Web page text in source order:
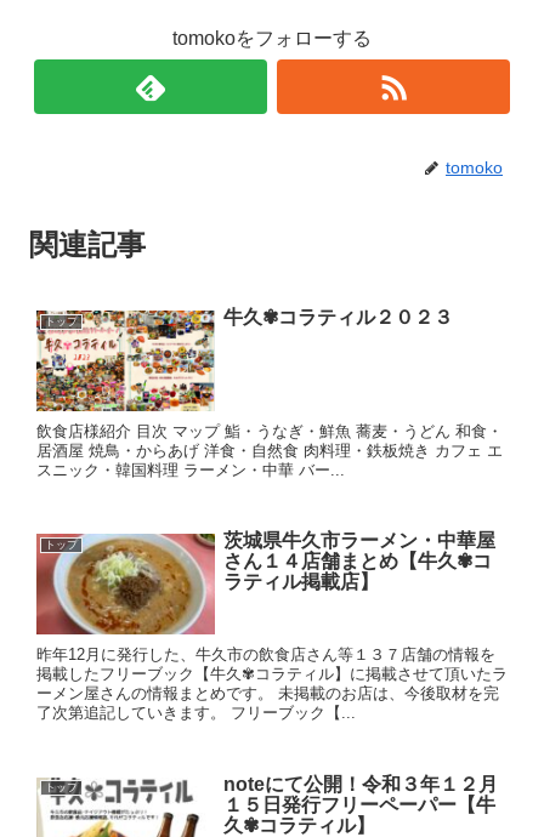
tomokoをフォローする
tomoko
関連記事
トップ 牛久✾コラティル２０２３
飲食店様紹介 目次 マップ 鮨・うなぎ・鮮魚 蕎麦・うどん 和食・
居酒屋 焼鳥・からあげ 洋食・自然食 肉料理・鉄板焼き カフェ エ
スニック・韓国料理 ラーメン・中華 バー...
トップ
茨城県牛久市ラーメン・中華屋
さん１４店舗まとめ【牛久✾コ
ラティル掲載店】
昨年12月に発行した、牛久市の飲食店さん等１３７店舗の情報を
掲載したフリーブック【牛久✾コラティル】に掲載させて頂いたラ
ーメン屋さんの情報まとめです。 未掲載のお店は、今後取材を完
了次第追記していきます。 フリーブック【...
トップ
noteにて公開！令和３年１２月
１５日発行フリーペーパー【牛
久✾コラティル】